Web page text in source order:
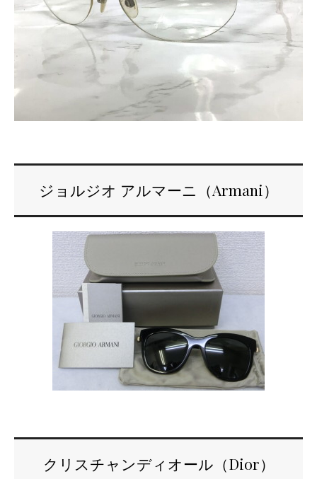
ジョルジオ アルマーニ（Armani）
クリスチャンディオール（Dior）